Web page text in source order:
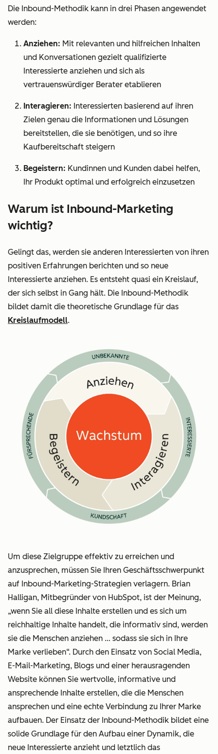
Die Inbound-Methodik kann in drei Phasen angewendet
werden:
Anziehen: Mit relevanten und hilfreichen Inhalten
und Konversationen gezielt qualifizierte
Interessierte anziehen und sich als
vertrauenswürdiger Berater etablieren
Interagieren: Interessierten basierend auf ihren
Zielen genau die Informationen und Lösungen
bereitstellen, die sie benötigen, und so ihre
Kaufbereitschaft steigern
Begeistern: Kundinnen und Kunden dabei helfen,
Ihr Produkt optimal und erfolgreich einzusetzen
Warum ist Inbound-Marketing
wichtig?
Gelingt das, werden sie anderen Interessierten von ihren
positiven Erfahrungen berichten und so neue
Interessierte anziehen. Es entsteht quasi ein Kreislauf,
der sich selbst in Gang hält. Die Inbound-Methodik
bildet damit die theoretische Grundlage für das
Kreislaufmodell.
Um diese Zielgruppe effektiv zu erreichen und
anzusprechen, müssen Sie Ihren Geschäftsschwerpunkt
auf Inbound-Marketing-Strategien verlagern. Brian
Halligan, Mitbegründer von HubSpot, ist der Meinung,
„wenn Sie all diese Inhalte erstellen und es sich um
reichhaltige Inhalte handelt, die informativ sind, werden
sie die Menschen anziehen … sodass sie sich in Ihre
Marke verlieben“. Durch den Einsatz von Social Media,
E-Mail-Marketing, Blogs und einer herausragenden
Website können Sie wertvolle, informative und
ansprechende Inhalte erstellen, die die Menschen
ansprechen und eine echte Verbindung zu Ihrer Marke
aufbauen. Der Einsatz der Inbound-Methodik bildet eine
solide Grundlage für den Aufbau einer Dynamik, die
neue Interessierte anzieht und letztlich das